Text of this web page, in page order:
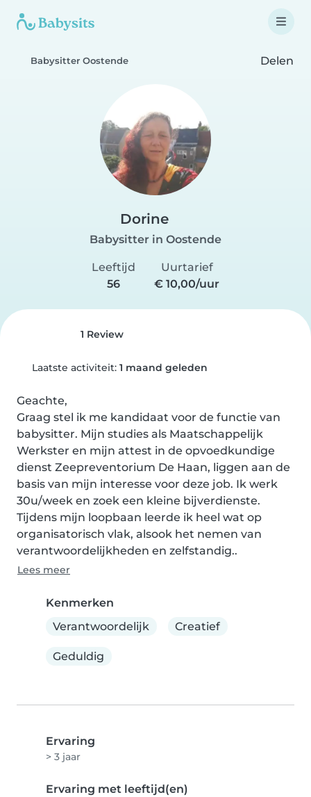
Babysitter Oostende Delen
Dorine
Babysitter in Oostende
Leeftijd
56
Uurtarief
€ 10,00/uur
1 Review
Laatste activiteit: 1 maand geleden
Geachte,
Graag stel ik me kandidaat voor de functie van
babysitter. Mijn studies als Maatschappelijk
Werkster en mijn attest in de opvoedkundige
dienst Zeepreventorium De Haan, liggen aan de
basis van mijn interesse voor deze job. Ik werk
30u/week en zoek een kleine bijverdienste.
Tijdens mijn loopbaan leerde ik heel wat op
organisatorisch vlak, alsook het nemen van
verantwoordelijkheden en zelfstandig..
Lees meer
Kenmerken
Verantwoordelijk
Creatief
Geduldig
Ervaring
> 3 jaar
Ervaring met leeftijd(en)